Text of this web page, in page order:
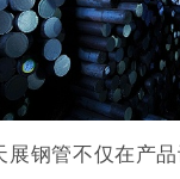
展钢管不仅在产